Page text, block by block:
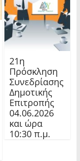
21η
Πρόσκληση
Συνεδρίασης
Δημοτικής
Επιτροπής
04.06.2026
και ώρα
10:30 π.μ.